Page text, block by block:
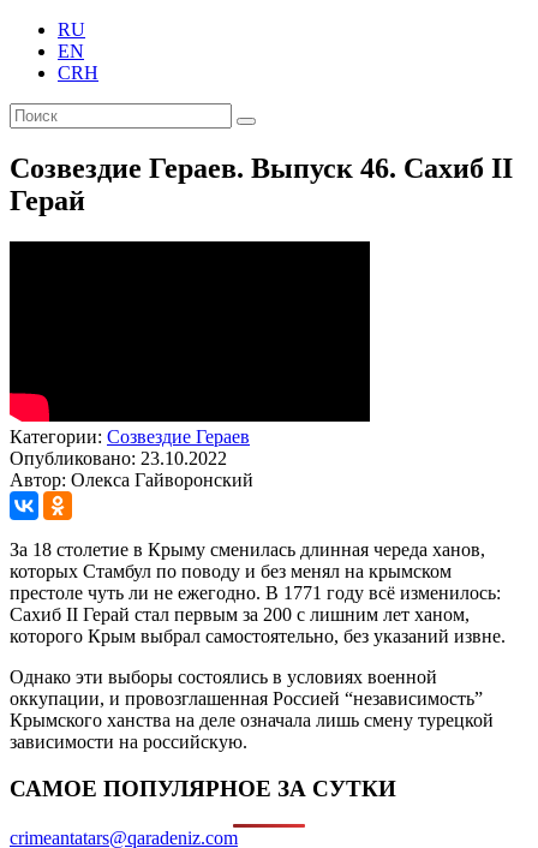
RU
EN
CRH
Созвездие Гераев. Выпуск 46. Сахиб II
Герай
Категории: Созвездие Гераев
Опубликовано: 23.10.2022
Автор: Олекса Гайворонский
За 18 столетие в Крыму сменилась длинная череда ханов,
которых Стамбул по поводу и без менял на крымском
престоле чуть ли не ежегодно. В 1771 году всё изменилось:
Сахиб II Герай стал первым за 200 с лишним лет ханом,
которого Крым выбрал самостоятельно, без указаний извне.
Однако эти выборы состоялись в условиях военной
оккупации, и провозглашенная Россией “независимость”
Крымского ханства на деле означала лишь смену турецкой
зависимости на российскую.
САМОЕ ПОПУЛЯРНОЕ ЗА СУТКИ
crimeantatars@qaradeniz.com